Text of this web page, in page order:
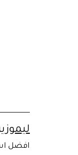
افضل